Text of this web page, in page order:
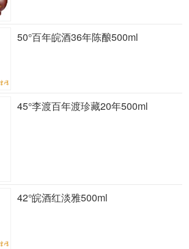
50°百年皖酒36年陈酿500ml
45°李渡百年渡珍藏20年500ml
42°皖酒红淡雅500ml